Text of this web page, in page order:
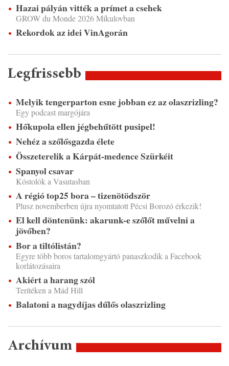
Hazai pályán vitték a prímet a csehek
GROW du Monde 2026 Mikulovban
Rekordok az idei VinAgorán
Legfrissebb
Melyik tengerparton esne jobban ez az olaszrizling?
Egy podcast margójára
Hőkupola ellen jégbehűtött pusipel!
Nehéz a szőlősgazda élete
Összeterelik a Kárpát-medence Szürkéit
Spanyol csavar
Kóstolók a Vasutasban
A régió top25 bora – tizenötödször
Plusz novemberben újra nyomtatott Pécsi Borozó érkezik!
El kell döntenünk: akarunk-e szőlőt művelni a
jövőben?
Bor a tiltólistán?
Egyre több boros tartalomgyártó panaszkodik a Facebook
korlátozásaira
Akiért a harang szól
Terítéken a Mád Hill
Balatoni a nagydíjas dűlős olaszrizling
Archívum